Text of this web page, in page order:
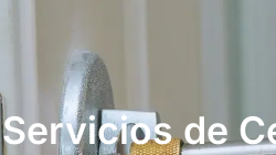
Servicios de